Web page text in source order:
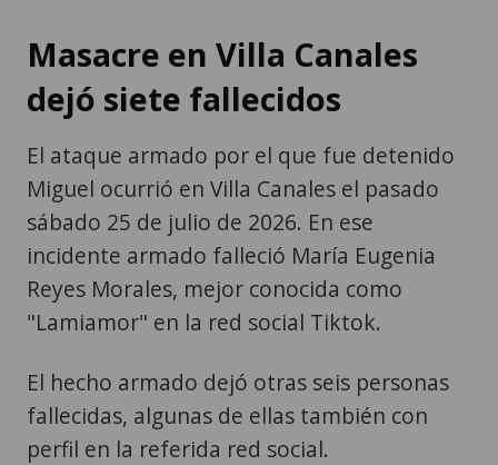
Masacre en Villa Canales
dejó siete fallecidos
El ataque armado por el que fue detenido
Miguel ocurrió en Villa Canales el pasado
sábado 25 de julio de 2026. En ese
incidente armado falleció María Eugenia
Reyes Morales, mejor conocida como
"Lamiamor" en la red social Tiktok.
El hecho armado dejó otras seis personas
fallecidas, algunas de ellas también con
perfil en la referida red social.